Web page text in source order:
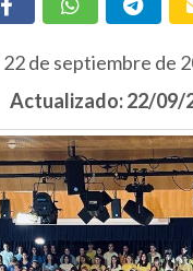
22 de septiembre de
Actualizado: 22/09/